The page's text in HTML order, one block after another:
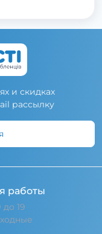
и скидках
рассылку
работы
19